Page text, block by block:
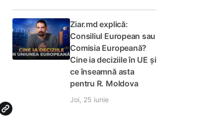
Ziar.md explică:
Consiliul European sau
Comisia Europeană?
Cine ia deciziile în UE și
ce înseamnă asta
pentru R. Moldova
Joi, 25 iunie